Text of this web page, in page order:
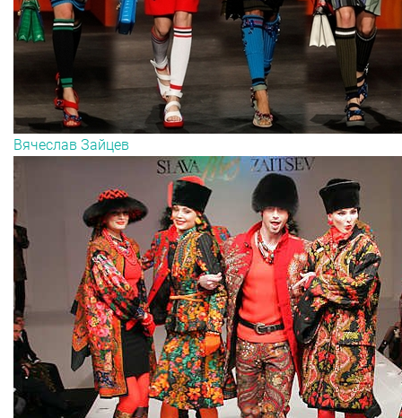
Вячеслав Зайцев